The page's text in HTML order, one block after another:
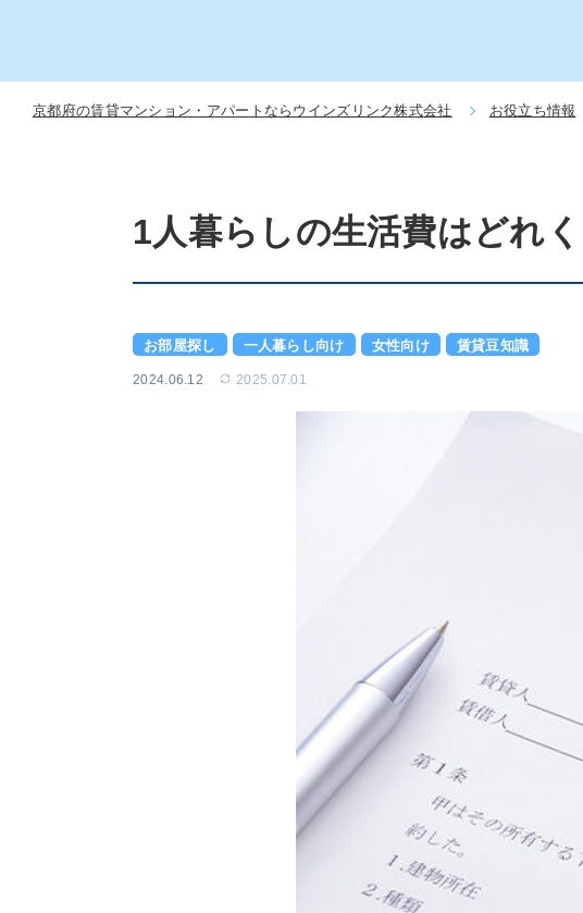
京都府の賃貸マンション・アパートならウインズリンク株式会社 お役立ち情報
1人暮らしの生活費はどれ
お部屋探し 一人暮らし向け 女性向け 賃貸豆知識
2024.06.12 2025.07.01